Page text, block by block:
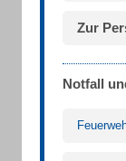
Zur
Notfall